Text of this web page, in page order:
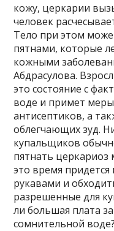
кожу, церкарии
человек
Тело при этом
пятнами, которые
кожными
Абдрасулова.
это состояние с
воде и примет
антисептиков, а
облегчающих зуд.
купальщиков
пятнать церкариоз
это время
рукавами и
разрешенные для
ли большая плата
сомнительной воде?